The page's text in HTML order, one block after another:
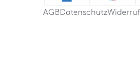
AGBDatenschutzWiderruf